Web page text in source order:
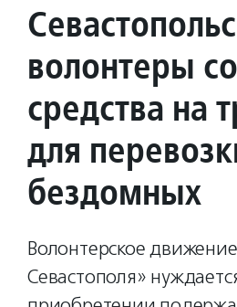
волонтеры
средства на
для
бездомных
Волонтерское
Севастополя»